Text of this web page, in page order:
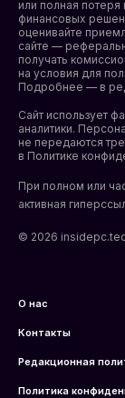
или полная
финансовых
оценивайте
сайте —
получать
на условия для
Подробнее — в
Сайт использует
аналитики.
не передаются
в Политике
При полном или
активная
© 2026
О нас
Контакты
Редакционная
Политика